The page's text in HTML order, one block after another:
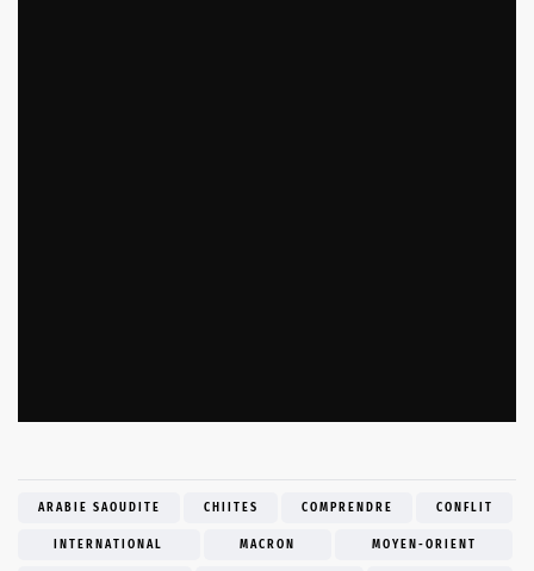
ARABIE SAOUDITE CHIITES COMPRENDRE CONFLIT
INTERNATIONAL MACRON MOYEN-ORIENT